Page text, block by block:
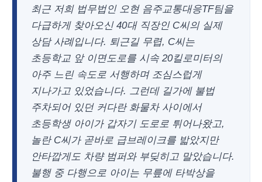
최근 저희 법무법인 오현 음주교통대응TF팀을
다급하게 찾아오신 40대 직장인 C씨의 실제
상담 사례입니다. 퇴근길 무렵, C씨는
초등학교 앞 이면도로를 시속 20킬로미터의
아주 느린 속도로 서행하며 조심스럽게
지나가고 있었습니다. 그런데 길가에 불법
주차되어 있던 커다란 화물차 사이에서
초등학생 아이가 갑자기 도로로 튀어나왔고,
놀란 C씨가 곧바로 급브레이크를 밟았지만
안타깝게도 차량 범퍼와 부딪히고 말았습니다.
불행 중 다행으로 아이는 무릎에 타박상을